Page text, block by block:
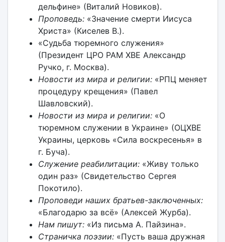
дельфине» (Виталий Новиков).
Проповедь:«Значение смерти Иисуса
Христа» (Киселев В.).
«Судьба тюремного служения»
(Президент ЦРО РАМ ХВЕ Александр
Ручко, г. Москва).
Новости из мира и религии:«РПЦ меняет
процедуру крещения» (Павел
Шавловский).
Новости из мира и религии:«О
тюремном служении в Украине» (ОЦХВЕ
Украины, церковь «Сила воскресенья» в
г. Буча).
Служение реабилитации:«Живу только
один раз» (Свидетельство Сергея
Покотило).
Проповеди наших братьев-заключенных:
«Благодарю за всё» (Алексей Журба).
Нам пишут:«Из письма А. Пайзина».
Страничка поэзии: «Пусть ваша дружная